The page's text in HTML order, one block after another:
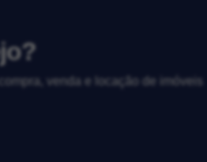
venda e locação de imóveis